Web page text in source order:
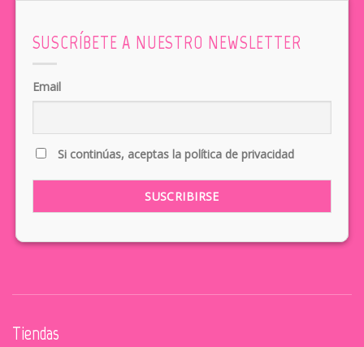
SUSCRÍBETE A NUESTRO NEWSLETTER
Email
Si continúas, aceptas la política de privacidad
Tiendas